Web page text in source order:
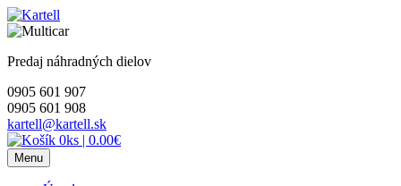
Skip
to
Predaj náhradných dielov
0905 601 907
0905 601 908
kartell@kartell.sk
0ks | 0.00€
Menu